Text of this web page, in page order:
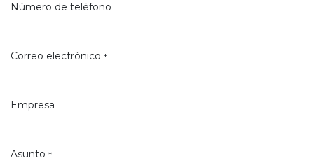
Número de teléfono
Correo electrónico *
Empresa
Asunto *